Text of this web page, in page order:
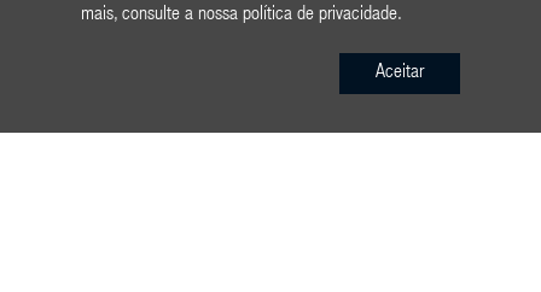
mais, consulte a nossapolítica de privacidade.
Aceitar